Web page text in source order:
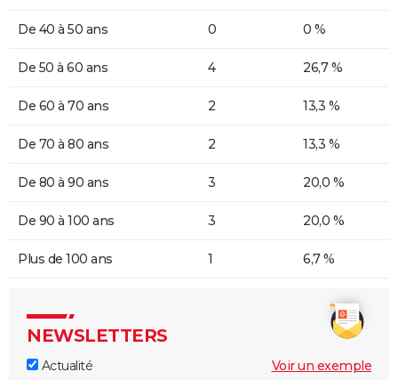
De 40 à 50 ans 0 0 %
De 50 à 60 ans 4 26,7 %
De 60 à 70 ans 2 13,3 %
De 70 à 80 ans 2 13,3 %
De 80 à 90 ans 3 20,0 %
De 90 à 100 ans 3 20,0 %
Plus de 100 ans 1 6,7 %
NEWSLETTERS
Actualité
Voir un exemple